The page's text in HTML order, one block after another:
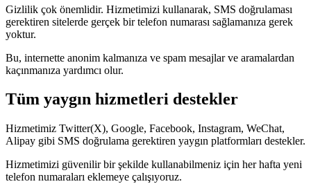
Gizlilik çok önemlidir. Hizmetimizi kullanarak, SMS doğrulaması
gerektiren sitelerde gerçek bir telefon numarası sağlamanıza gerek
yoktur.
Bu, internette anonim kalmanıza ve spam mesajlar ve aramalardan
kaçınmanıza yardımcı olur.
Tüm yaygın hizmetleri destekler
Hizmetimiz Twitter(X), Google, Facebook, Instagram, WeChat,
Alipay gibi SMS doğrulama gerektiren yaygın platformları destekler.
Hizmetimizi güvenilir bir şekilde kullanabilmeniz için her hafta yeni
telefon numaraları eklemeye çalışıyoruz.